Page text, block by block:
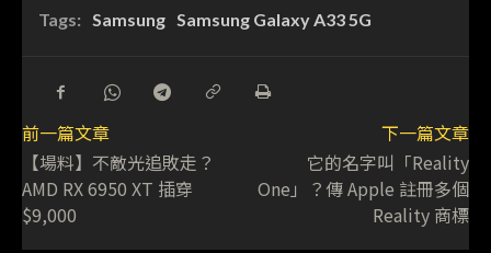
Tags: Samsung Samsung Galaxy A33 5G
前一篇文章
【場料】不敵光追敗走？
AMD RX 6950 XT 插穿
$9,000
下一篇文章
它的名字叫「Reality
One」？傳 Apple 註冊多個
Reality 商標